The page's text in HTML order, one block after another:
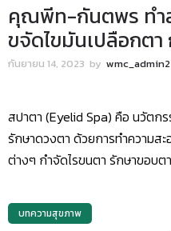
คุณพีท-กันตพร ทำ
ขจัดไขมันเปลือกตา
กันยายน 14, 2023 by wmc_admin2
สปาตา (Eyelid Spa) คือ นวัตก
รักษาดวงตา ด้วยการทำความส
ต่างๆ กำจัดไรขนตา รักษาขอบต
บทความสุขภาพ